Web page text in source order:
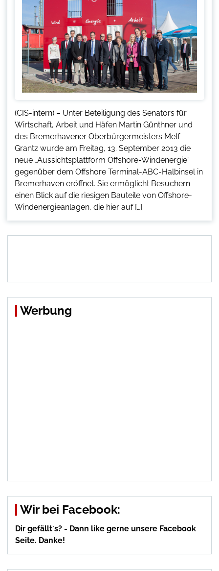
(CIS-intern) – Unter Beteiligung des Senators für
Wirtschaft, Arbeit und Häfen Martin Günthner und
des Bremerhavener Oberbürgermeisters Melf
Grantz wurde am Freitag, 13. September 2013 die
neue „Aussichtsplattform Offshore-Windenergie“
gegenüber dem Offshore Terminal-ABC-Halbinsel in
Bremerhaven eröffnet. Sie ermöglicht Besuchern
einen Blick auf die riesigen Bauteile von Offshore-
Windenergieanlagen, die hier auf […]
Werbung
Wir bei Facebook:
Dir gefällt´s? - Dann like gerne unsere Facebook
Seite. Danke!